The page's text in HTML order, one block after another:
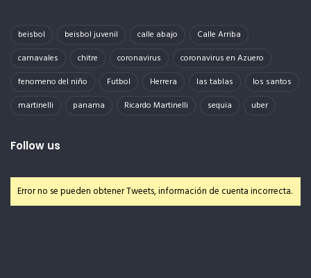
beisbol beisbol juvenil calle abajo
Calle Arriba
carnavales
chitre coronavirus
coronavirus en Azuero
fenomeno del niño
Futbol Herrera las tablas
los santos
martinelli
panama Ricardo Martinelli sequia uber
Follow us
Error no se pueden obtener Tweets, información de cuenta incorrecta.